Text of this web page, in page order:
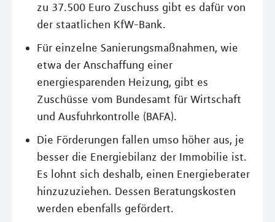
zu 37.500 Euro Zuschuss gibt es dafür von
der staatlichen KfW-Bank.
Für einzelne Sanierungsmaßnahmen, wie
etwa der Anschaffung einer
energiesparenden Heizung, gibt es
Zuschüsse vom Bundesamt für Wirtschaft
und Ausfuhrkontrolle (BAFA).
Die Förderungen fallen umso höher aus, je
besser die Energiebilanz der Immobilie ist.
Es lohnt sich deshalb, einen Energieberater
hinzuzuziehen. Dessen Beratungskosten
werden ebenfalls gefördert.